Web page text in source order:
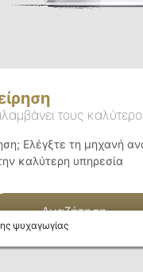
ψυχαγωγίας
τους
Ελέγξτε τη μηχανή
καλύτερη υπηρεσία
Αναζήτηση